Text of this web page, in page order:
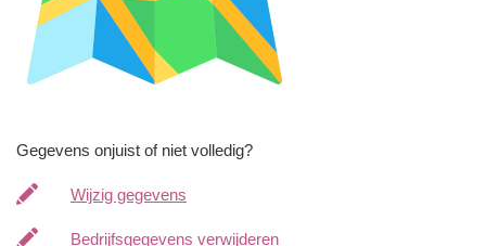
Gegevens onjuist of niet volledig?
Wijzig gegevens
Bedrijfsgegevens verwijderen